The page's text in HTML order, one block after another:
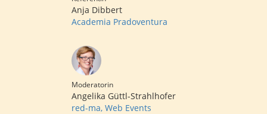
Anja Dibbert
Academia Pradoventura
Moderatorin
Angelika Güttl-Strahlhofer
red-ma, Web Events